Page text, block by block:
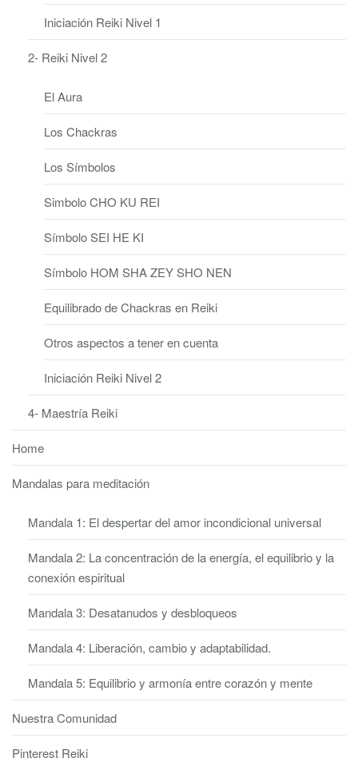
Iniciación Reiki Nivel 1
2- Reiki Nivel 2
El Aura
Los Chackras
Los Símbolos
Simbolo CHO KU REI
Símbolo SEI HE KI
Símbolo HOM SHA ZEY SHO NEN
Equilibrado de Chackras en Reiki
Otros aspectos a tener en cuenta
Iniciación Reiki Nivel 2
4- Maestría Reiki
Home
Mandalas para meditación
Mandala 1: El despertar del amor incondicional universal
Mandala 2: La concentración de la energía, el equilibrio y la
conexión espiritual
Mandala 3: Desatanudos y desbloqueos
Mandala 4: Liberación, cambio y adaptabilidad.
Mandala 5: Equilibrio y armonía entre corazón y mente
Nuestra Comunidad
Pinterest Reiki